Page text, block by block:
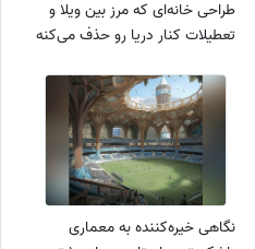
طراحی خانه‌ای که ️مرز بین ویلا و
تعطیلات کنار دریا رو حذف می‌کنه
ویدئو
نگاهی خیره‌کننده به معماری